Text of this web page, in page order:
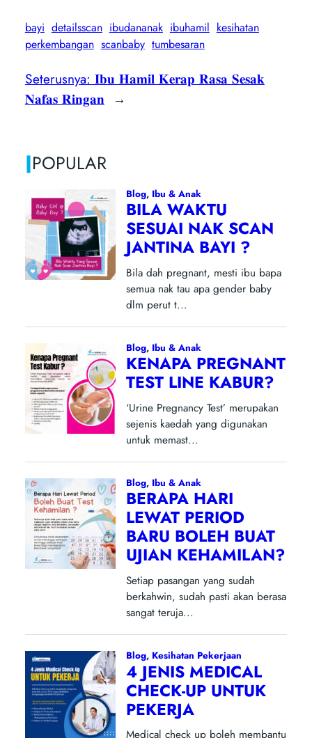
bayi detailsscan ibudananak ibuhamil kesihatan
perkembangan scanbaby tumbesaran
Seterusnya: 𝐈𝐛𝐮 𝐇𝐚𝐦𝐢𝐥 𝐊𝐞𝐫𝐚𝐩 𝐑𝐚𝐬𝐚 𝐒𝐞𝐬𝐚𝐤
𝐍𝐚𝐟𝐚𝐬 𝐑𝐢𝐧𝐠𝐚𝐧 →
|POPULAR